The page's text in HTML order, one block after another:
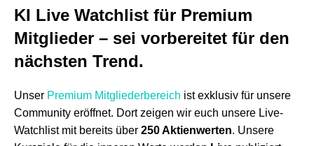
KI Live Watchlist für Premium
Mitglieder – sei vorbereitet für den
nächsten Trend.
Unser Premium Mitgliederbereich ist exklusiv für unsere
Community eröffnet. Dort zeigen wir euch unsere Live-
Watchlist mit bereits über 250Aktienwerten. Unsere